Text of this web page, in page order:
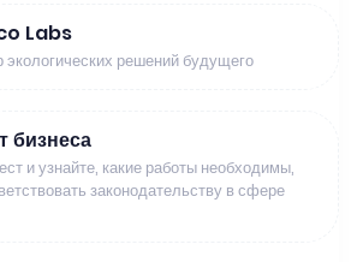
Labs
экологических решений будущего
бизнеса
и узнайте, какие работы необходимы,
законодательству в сфере